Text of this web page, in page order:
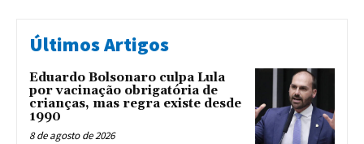
Últimos Artigos
Eduardo Bolsonaro culpa Lula
por vacinação obrigatória de
crianças, mas regra existe desde
1990
8 de agosto de 2026